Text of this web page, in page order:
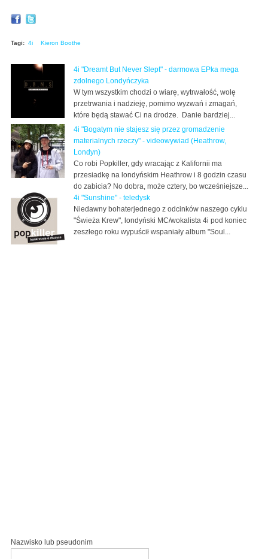
Tagi: 4i Kieron Boothe
4i "Dreamt But Never Slept" - darmowa EPka mega
zdolnego Londyńczyka
W tym wszystkim chodzi o wiarę, wytrwałość, wolę
przetrwania i nadzieję, pomimo wyzwań i zmagań,
które będą stawać Ci na drodze. Danie bardziej...
4i "Bogatym nie stajesz się przez gromadzenie
materialnych rzeczy" - videowywiad (Heathrow,
Londyn)
Co robi Popkiller, gdy wracając z Kalifornii ma
przesiadkę na londyńskim Heathrow i 8 godzin czasu
do zabicia? No dobra, może cztery, bo wcześniejsze...
4i "Sunshine" - teledysk
Niedawny bohaterjednego z odcinków naszego cyklu
"Świeża Krew", londyński MC/wokalista 4i pod koniec
zeszłego roku wypuścił wspaniały album "Soul...
Nazwisko lub pseudonim